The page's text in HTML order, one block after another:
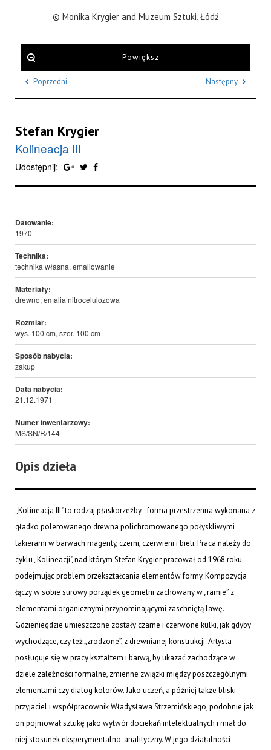
© Monika Krygier and Muzeum Sztuki, Łódź
Powiększ
Poprzedni Następny
Stefan Krygier
Kolineacja III
Udostępnij:
Datowanie:
1970
Technika:
technika własna, emaliowanie
Materiały:
drewno, emalia nitrocelulozowa
Rozmiar:
wys. 100 cm, szer. 100 cm
Sposób nabycia:
zakup
Data nabycia:
21.12.1971
Numer inwentarzowy:
MS/SN/R/144
Opis dzieła
„Kolineacja III" to rodzaj płaskorzeźby - forma przestrzenna wykonana z
gładko polerowanego drewna polichromowanego połyskliwymi
lakierami w barwach magenty, czerni, czerwieni i bieli. Praca należy do
cyklu „Kolineacji", nad którym Stefan Krygier pracował od 1968 roku,
podejmując problem przekształcania elementów formy. Kompozycja
łączy w sobie surowy porządek geometrii zachowany w „ramie” z
elementami organicznymi przypominającymi zaschniętą lawę.
Gdzieniegdzie umieszczone zostały czarne i czerwone kulki, jak gdyby
wychodzące, czy też „zrodzone”, z drewnianej konstrukcji. Artysta
posługuje się w pracy kształtem i barwą, by ukazać zachodzące w
dziele zależności formalne, zmienne związki między poszczególnymi
elementami czy dialog kolorów. Jako uczeń, a później także bliski
przyjaciel i współpracownik Władysława Strzemińskiego, podobnie jak
on pojmował sztukę jako wytwór dociekań intelektualnych i miał do
niej stosunek eksperymentalno-analityczny. W jego działalności